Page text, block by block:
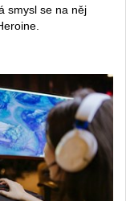
smysl se na něj